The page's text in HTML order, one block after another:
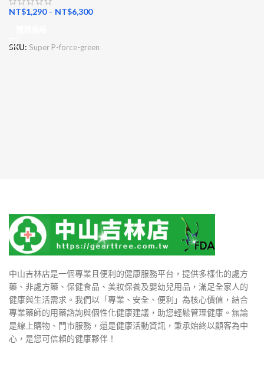
NT$1,290– NT$6,300
SKU: Super P-force-green
中山吉林店是一個專業且便利的健康服務平台，提供多樣化的處方
藥、非處方藥、保健食品、美妝保養及嬰幼兒用品，滿足全家人的
健康與生活需求。我們以「專業、安全、便利」為核心價值，結合
專業藥師的用藥諮詢與個性化健康建議，助您輕鬆管理健康。無論
是線上購物、門市服務，還是健康活動資訊，秉承始終以顧客為中
心，是您可信賴的健康夥伴！